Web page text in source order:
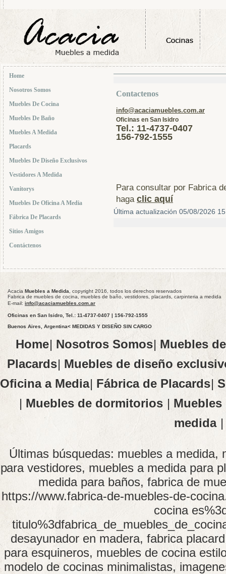
Home lateral derecho -
Contactenos
info@acaciamuebles.com.ar
Oficinas en San Isidro
Tel.: 11-4737-0407
156-792-1555
Para consultar por Fabrica
haga clic aquí
Última actualización 05/08/2026
Home
Nosotros Somos
Muebles De Cocina
Muebles De Baño
Muebles A Medida
Placards
Muebles De Diseño Exclusivos
Vestidores A Medida
Vanitorys
Muebles De Oficina A Media
Fábrica De Placards
Sitios Amigos
Contáctenos
Acacia Muebles a Medida , copyright 2016, todos los derechos reservados
Fabrica de muebles de cocina, muebles de baño, vestidores, placards, carpinteria a medida
E-mail: info@acaciamuebles.com.ar
Oficinas en San Isidro, Tel.: 11-4737-0407 | 156-792-1555
Buenos Aires, Argentina< MEDIDAS Y DISEÑO SIN CARGO
Home| Nosotros Somos| Muebles
Placards| Muebles de diseño
Oficina a Media| Fábrica de Placards|
| Muebles de dormitorios |
medida
Últimas búsquedas: muebles a
para vestidores, muebles a medida para
medida para baños, fabrica de
https://www.fabrica-de-muebles-de-
cocina
desayunador en madera, fabrica
para esquineros, muebles de cocina
modelo de cocinas minimalistas,